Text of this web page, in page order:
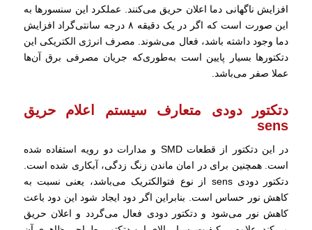
افزایش ناگهانی دما اعلان حریق می‌کنند. عملکرد این سنسورها به
این صورت است که اگر در یک دقیقه ۸ درجه سانتی‌گراد افزایش
دما وجود داشته باشد، فعال می‌شوند. مصرف انرژی الکتریکی این
دتکتورها بسیار پایین است به‌طوری‌که جریان مصرفی برق آن‌ها
عملا صفر می‌باشد.
دتکتور دودی متعارف سیستم اعلام حریق
sens
در این دتکتور از قطعات SMD و مدارات دو رویه استفاده شده
است. همچنین برای در امان ماندن زنگ زدگی، آبکاری شده است.
دتکتور دودی sens از نوع فتوالکتریک می‌باشد، یعنی نسبت به
کاهش نور حساس است. بنابراین اگر دود ایجاد شود این دود باعث
کاهش نور می‌شود و دتکتور دودی فعال می‌گردد و اعلان حریق